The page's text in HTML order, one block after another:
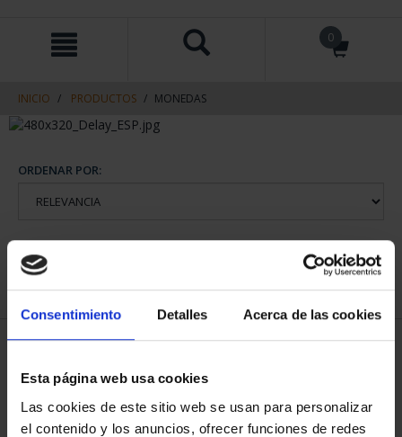
Consentimiento Detalles Acerca de las cookies
Esta página web usa cookies
Las cookies de este sitio web se usan para personalizar
el contenido y los anuncios, ofrecer funciones de redes
contenido
navegacin
0
INICIO PRODUCTOS MONEDAS
ORDENAR POR: